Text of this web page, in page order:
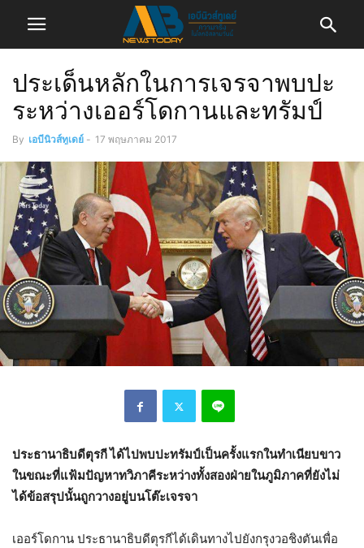
ประเด็นหลักในการเจรจาพบปะ
ระหว่างเออร์โดกานและทรัมป์
By เอบีนิวส์ทูเดย์ - 17 พฤษภาคม 2017
ประธานาธิบดีตุรกี ได้ไปพบปะทรัมป์เป็นครั้งแรกในทำเนียบขาว
ในขณะที่แฟ้มปัญหาทวิภาคีระหว่างทั้งสองฝ่ายในภูมิภาคที่ยังไม่
ได้ข้อสรุปนั้นถูกวางอยู่บนโต๊ะเจรจา
เออร์โดกาน ประธานาธิบดีตุรกีได้เดินทางไปยังกรุงวอชิงตันเพื่อ